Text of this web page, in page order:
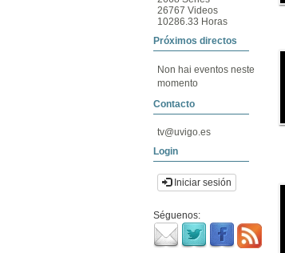
26767 Videos
10286.33 Horas
Próximos directos
Non hai eventos neste
momento
Contacto
tv@uvigo.es
Login
Iniciar sesión
Séguenos: